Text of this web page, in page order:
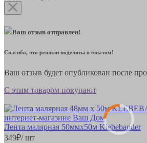
Ваш отзыв отправлен!
Спасибо, что решили поделиться опытом!
Ваш отзыв будет опубликован после
С этим товаром покупают
Лента малярная 50ммх50м Klebebander
349₽/ шт